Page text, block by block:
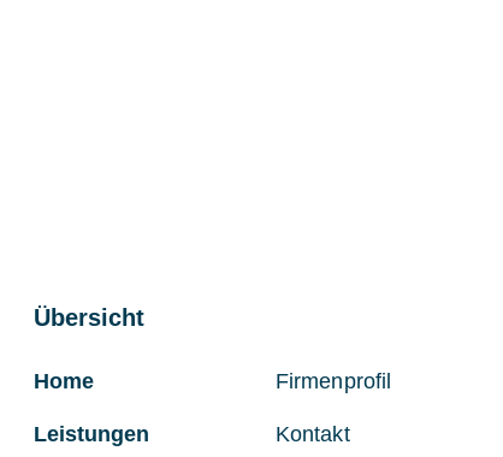
Übersicht
Home
Leistungen
Firmenprofil
Kontakt